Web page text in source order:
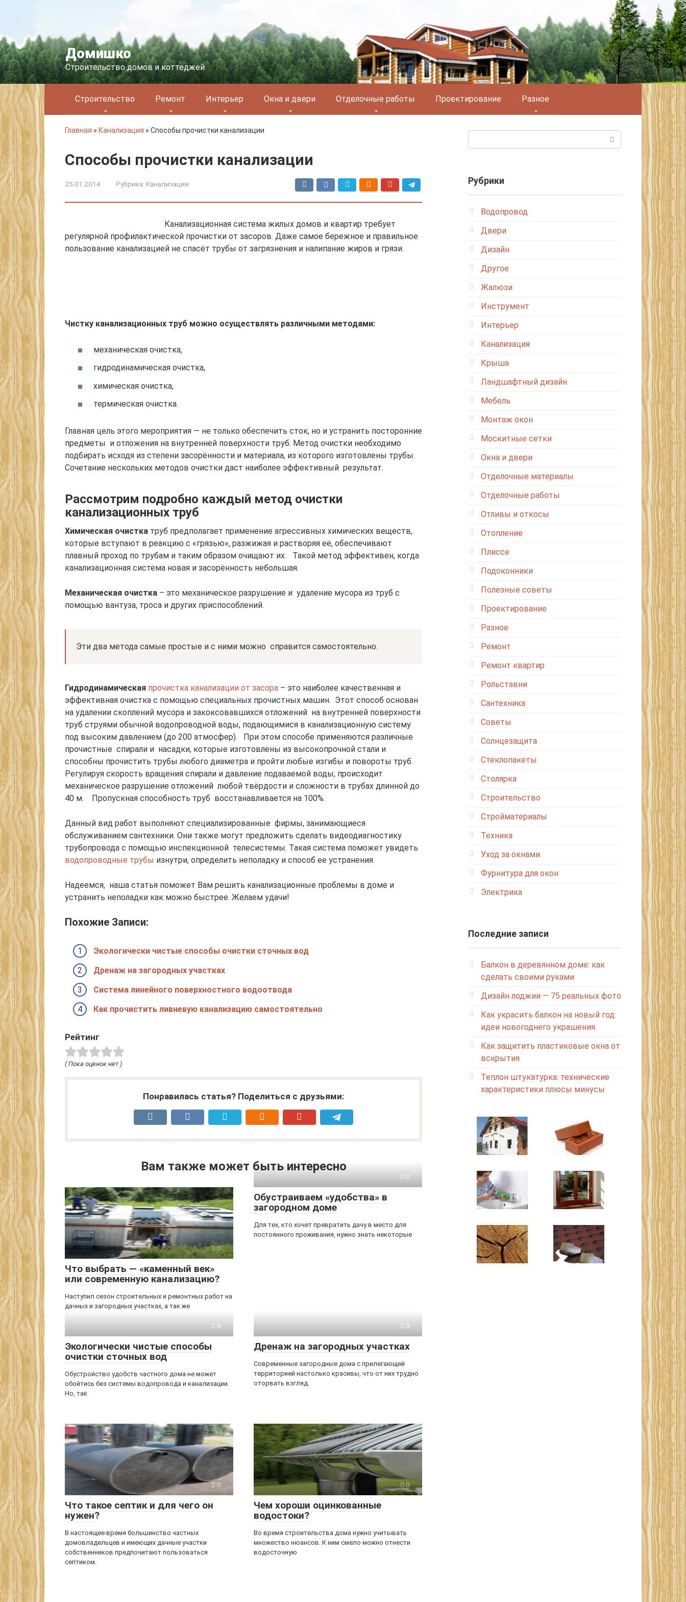
Домишко
Строительство домов и коттеджей
Строительство Ремонт Интерьер Окна и двери Отделочные работы Проектирование Разное
Главная » Канализация » Способы прочистки канализации
Способы прочистки канализации
25.01.2014 Рубрика: Канализация
Канализационная система жилых домов и квартир требует
регулярной профилактической прочистки от засоров. Даже самое бережное и правильное
пользование канализацией не спасёт трубы от загрязнения и налипание жиров и грязи.
Чистку канализационных труб можно осуществлять различными методами:
механическая очистка,
гидродинамическая очистка,
химическая очистка,
термическая очистка.
Главная цель этого мероприятия — не только обеспечить сток, но и устранить посторонние
предметы и отложения на внутренней поверхности труб. Метод очистки необходимо
подбирать исходя из степени засорённости и материала, из которого изготовлены трубы.
Сочетание нескольких методов очистки даст наиболее эффективный результат.
Рассмотрим подробно каждый метод очистки
канализационных труб
Химическая очистка труб предполагает применение агрессивных химических веществ,
которые вступают в реакцию с «грязью», разжижая и растворяя её, обеспечивают
плавный проход по трубам и таким образом очищают их. Такой метод эффективен, когда
канализационная система новая и засорённость небольшая.
Механическая очистка – это механическое разрушение и удаление мусора из труб с
помощью вантуза, троса и других приспособлений.
Эти два метода самые простые и с ними можно справится самостоятельно.
Гидродинамическая прочистка канализации от засора – это наиболее качественная и
эффективная очистка с помощью специальных прочистных машин. Этот способ основан
на удалении скоплений мусора и закоксовавшихся отложений на внутренней поверхности
труб струями обычной водопроводной воды, подающимися в канализационную систему
под высоким давлением (до 200 атмосфер). При этом способе применяются различные
прочистные спирали и насадки, которые изготовлены из высокопрочной стали и
способны прочистить трубы любого диаметра и пройти любые изгибы и повороты труб.
Регулируя скорость вращения спирали и давление подаваемой воды, происходит
механическое разрушение отложений любой твёрдости и сложности в трубах длинной до
40 м. Пропускная способность труб восстанавливается на 100%.
Данный вид работ выполняют специализированные фирмы, занимающиеся
обслуживанием сантехники. Они также могут предложить сделать видеодиагностику
трубопровода с помощью инспекционной телесистемы. Такая система поможет увидеть
водопроводные трубы изнутри, определить неполадку и способ ее устранения.
Надеемся, наша статья поможет Вам решить канализационные проблемы в доме и
устранить неполадки как можно быстрее. Желаем удачи!
Похожие Записи:
Экологически чистые способы очистки сточных вод
Дренаж на загородных участках
Система линейного поверхностного водоотвода
Как прочистить ливневую канализацию самостоятельно
Рейтинг
( Пока оценок нет )
Понравилась статья? Поделиться с друзьями:
Вам также может быть интересно
0
Что выбрать — «каменный век»
или современную канализацию?
Наступил сезон строительных и ремонтных работ на
дачных и загородных участках, а так же
0
Обустраиваем «удобства» в
загородном доме
Для тех, кто хочет превратить дачу в место для
постоянного проживания, нужно знать некоторые
0
Экологически чистые способы
очистки сточных вод
Обустройство удобств частного дома не может
обойтись без системы водопровода и канализации.
Но, так
0
Дренаж на загородных участках
Современные загородные дома с прилегающей
территорией настолько красивы, что от них трудно
оторвать взгляд.
0
Что такое септик и для чего он
нужен?
В настоящее время большинство частных
домовладельцев и имеющих дачные участки
собственников предпочитают пользоваться
септиком.
0
Чем хороши оцинкованные
водостоки?
Во время строительства дома нужно учитывать
множество нюансов. К ним смело можно отнести
водосточную
Рубрики
Водопровод
Двери
Дизайн
Другое
Жалюзи
Инструмент
Интерьер
Канализация
Крыша
Ландшафтный дизайн
Мебель
Монтаж окон
Москитные сетки
Окна и двери
Отделочные материалы
Отделочные работы
Отливы и откосы
Отопление
Плиссе
Подоконники
Полезные советы
Проектирование
Разное
Ремонт
Ремонт квартир
Рольставни
Сантехника
Советы
Солнцезащита
Стеклопакеты
Столярка
Строительство
Стройматериалы
Техника
Уход за окнами
Фурнитура для окон
Электрика
Последние записи
Балкон в деревянном доме: как
сделать своими руками
Дизайн лоджии — 75 реальных фото
Как украсить балкон на новый год:
идеи новогоднего украшения
Как защитить пластиковые окна от
вскрытия
Теплон штукатурка: технические
характеристики плюсы минусы